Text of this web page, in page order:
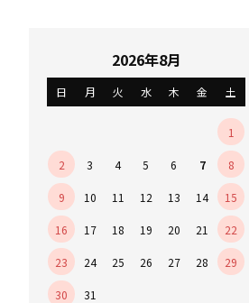
2026年8月
日 月 火 水 木 金 土
1
2 3 4 5 6 7 8
9 10 11 12 13 14 15
16 17 18 19 20 21 22
23 24 25 26 27 28 29
30 31